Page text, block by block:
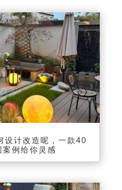
设计改造呢，一款40
例给你灵感